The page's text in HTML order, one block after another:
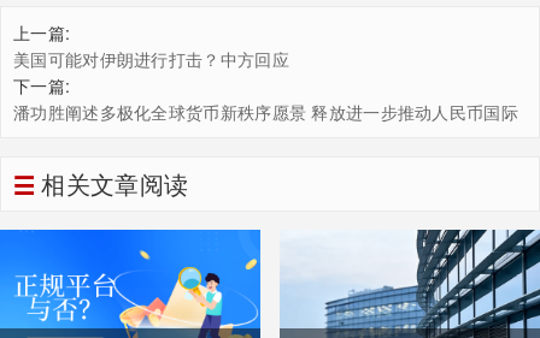
上一篇:
美国可能对伊朗进行打击？中方回应
下一篇:
潘功胜阐述多极化全球货币新秩序愿景 释放进一步推动人民币国际
相关文章阅读